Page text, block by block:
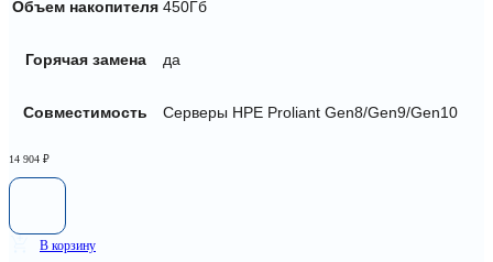
Объем накопителя 450Гб
Горячая замена да
Совместимость Серверы HPE Proliant Gen8/Gen9/Gen10
14 904 ₽
В корзину